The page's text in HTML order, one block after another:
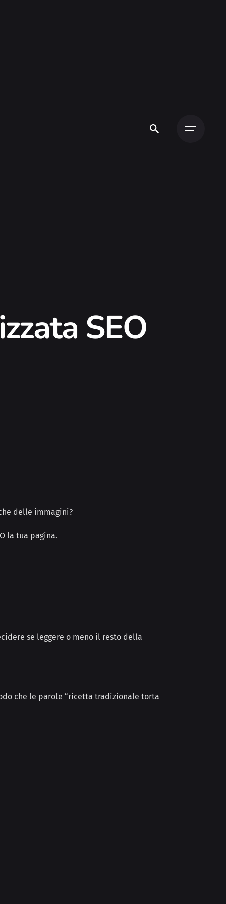
SEO
delle immagini?
la tua pagina.
se leggere o meno il resto della
che le parole “ricetta tradizionale torta